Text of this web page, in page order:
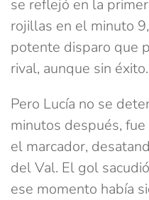
se reflejó en la
rojillas en el minuto
potente disparo que
rival, aunque sin éxito.
Pero Lucía no se
minutos después,
el marcador,
del Val. El gol
ese momento había